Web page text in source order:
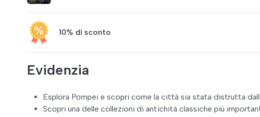
10% di sconto
Evidenzia
Esplora Pompei e scopri come la città sia stata distrutta
Scopri una delle collezioni di antichità classiche più